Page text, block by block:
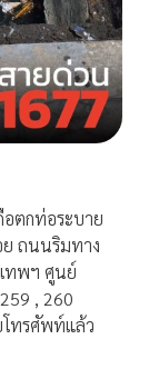
ตกท่อระบาย
ถนนริมทาง
เทพฯ ศูนย์
, 260
ทรศัพท์แล้ว